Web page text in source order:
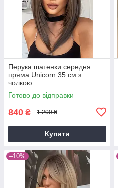
Перука шатенки середня
пряма Unicorn 35 см з
чолкою
Готово до відправки
840 ₴ 1 200 ₴
Купити
–10%